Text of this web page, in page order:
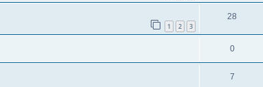
1 2 3
28
0
7